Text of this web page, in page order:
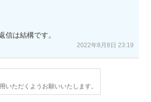
信は結構です。
2022年8月8日 23:19
いただくようお願いいたします。